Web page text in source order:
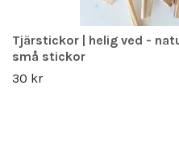
Tjärstickor | helig ved -
små stickor
30 kr